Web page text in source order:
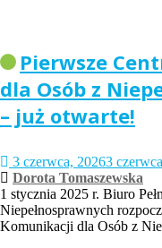
Pierwsze
dla Osób z
– już otwarte!
3 czerwca, 20263
Dorota Tomaszewska
1 stycznia 2025 r. Biuro
Niepełnosprawnych
Komunikacji dla Osób z